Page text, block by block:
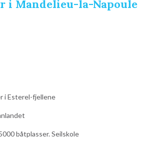
i Mandelieu-la-Napoule
i Esterel-fjellene
båtplasser. Seilskole